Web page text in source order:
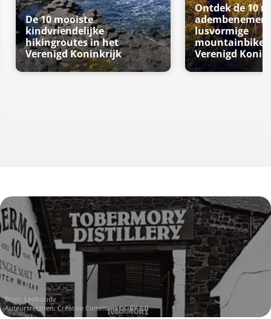
De 10 mooiste
kindvriendelijke
hikingroutes in het
Verenigd Koninkrijk
Ontdek de 10
lusvormige
Verenigd
Bron: Leoboudv
Auteursrechten:Creative Commons CC BY 2.0